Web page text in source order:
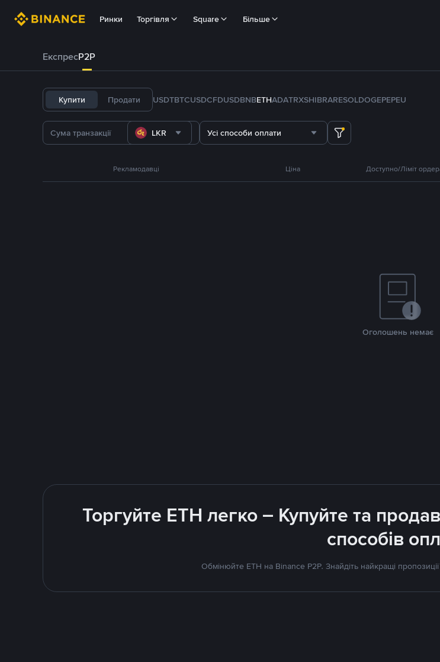
Ринки Торгівля Square Більше
ЕкспресP2P
Купити Продати USDTBTCUSDCFDUSDBNBETHADATRXSHIBRARESOLDOGEPEPEU
LKR Усі способи оплати
Рекламодавці Ціна Доступно/Ліміт
Оголошень немає
Торгуйте ETH легко – Купуйте та
способів
Обмінюйте ETH на Binance P2P. Знайдіть найкращі